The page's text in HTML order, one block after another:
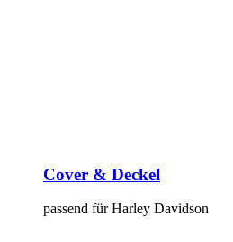
Cover & Deckel
passend für Harley Davidson